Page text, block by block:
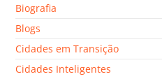
Biografia
Blogs
Cidades em Transição
Cidades Inteligentes